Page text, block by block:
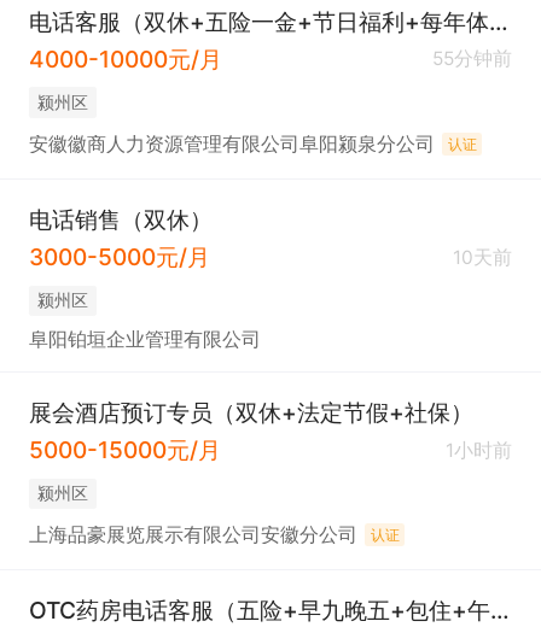
电话客服（双休+五险一金+节日福利+每年体检）
4000-10000元/月
55分钟前
颍州区
安徽徽商人力资源管理有限公司阜阳颍泉分公司 认证
电话销售（双休）
3000-5000元/月
10天前
颍州区
阜阳铂垣企业管理有限公司
展会酒店预订专员（双休+法定节假+社保）
5000-15000元/月
1小时前
颍州区
上海品豪展览展示有限公司安徽分公司 认证
OTC药房电话客服（五险+早九晚五+包住+午餐）